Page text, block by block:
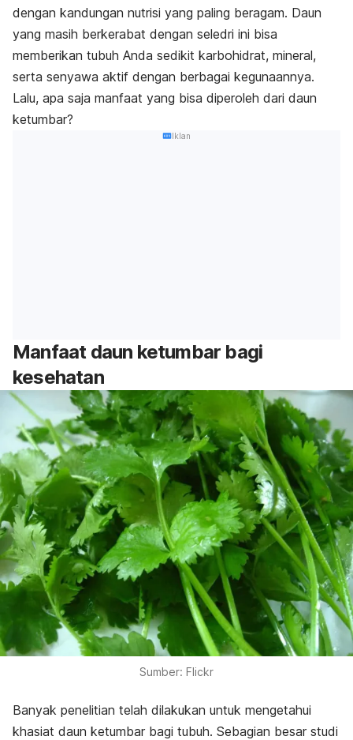
dengan kandungan nutrisi yang paling beragam. Daun
yang masih berkerabat dengan seledri ini bisa
memberikan tubuh Anda sedikit karbohidrat, mineral,
serta senyawa aktif dengan berbagai kegunaannya.
Lalu, apa saja manfaat yang bisa diperoleh dari daun
ketumbar?
Iklan
Manfaat daun ketumbar bagi
kesehatan
Sumber: Flickr
Banyak penelitian telah dilakukan untuk mengetahui
khasiat daun ketumbar bagi tubuh. Sebagian besar studi